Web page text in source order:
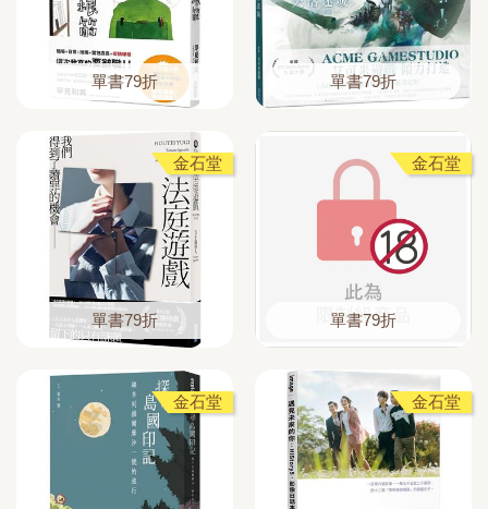
單書79折 單書79折
金石堂
單書79折
金石堂
單書79折
金石堂 金石堂